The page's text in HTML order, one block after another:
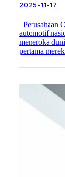
2025-11-17
Perusahaan
automotif
meneroka
pertama